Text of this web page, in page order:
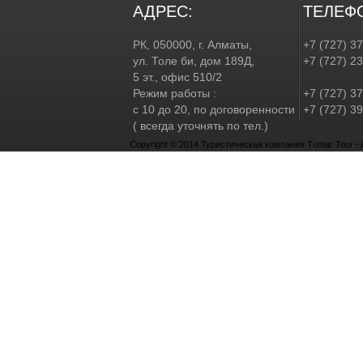
АДРЕС:
РК, 050000, г. Алматы,
ул. Толе би, дом 189Д,
5 эт., офис 510/2
Режим работы :
с 10 до 20, по договоренности
( всегда уточнять по тел.)
+7 (727)
+7 (727)
+7 (727)
+7 (727)
Copyright © 2014 Туристическая компания Tumar Tour -